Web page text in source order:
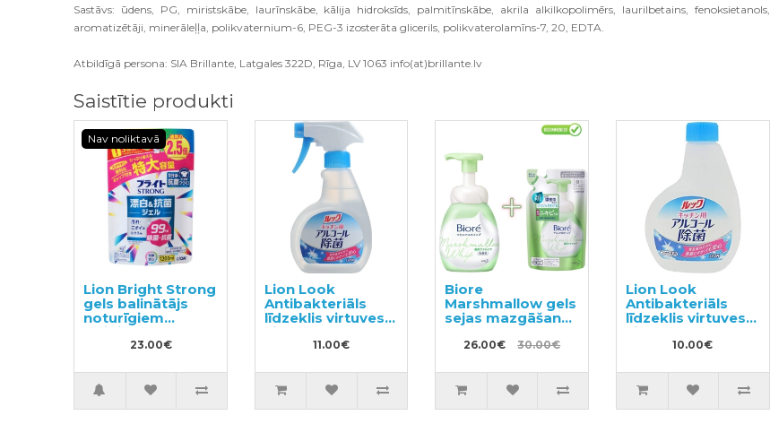
Sastāvs: ūdens, PG, miristskābe, laurīnskābe, kālija hidroksīds, palmitīnskābe, akrila alkilkopolimērs, laurilbetains, fenoksietanols,
aromatizētāji, minerāleļļa, polikvaternium-6, PEG-3 izosterāta glicerils, polikvaterolamīns-7, 20, EDTA.
Atbildīgā persona: SIA Brillante, Latgales 322D, Rīga, LV 1063 info(at)brillante.lv
Saistītie produkti
Nav noliktavā
Lion Bright Strong
gels balinātājs
noturīgiem
traipiem ar
antibakteriālu
1200ml
23.00€
Lion Look
Antibakteriāls
līdzeklis virtuves
virsmu
sterilizācijai
11.00€
Biore
Marshmallow gels
sejas mazgāšanai
pildviela 130ml
26.00€ 30.00€
Lion Look
Antibakteriāls
līdzeklis virtuves
virsmu
sterilizācijai
10.00€